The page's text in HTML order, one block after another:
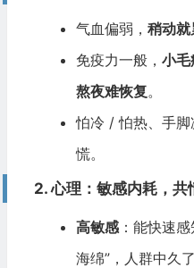
气血偏弱， 稍动
免疫力一般， 小毛
熬夜难恢复。
怕冷 / 怕热、手
慌。
2. 心理：敏感内耗，共
高敏感：能快速感
海绵”，人群中久